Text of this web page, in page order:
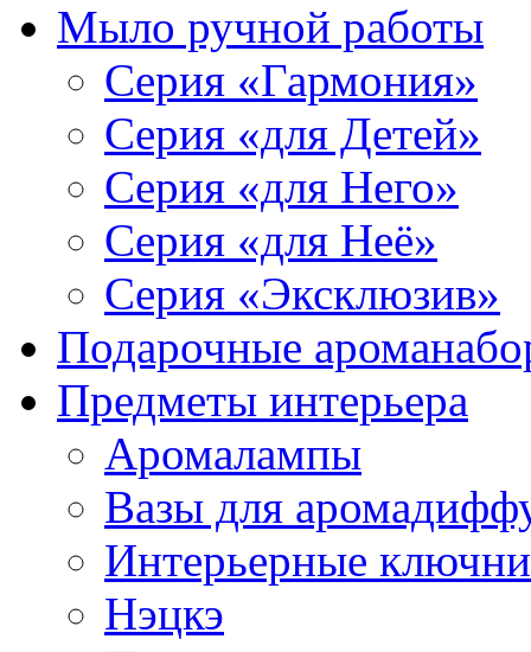
Мыло ручной работы
Серия «Гармония»
Серия «для Детей»
Серия «для Него»
Серия «для Неё»
Серия «Эксклюзив»
Подарочные
Предметы интерьера
Аромалампы
Вазы для
Интерьерные
Нэцкэ